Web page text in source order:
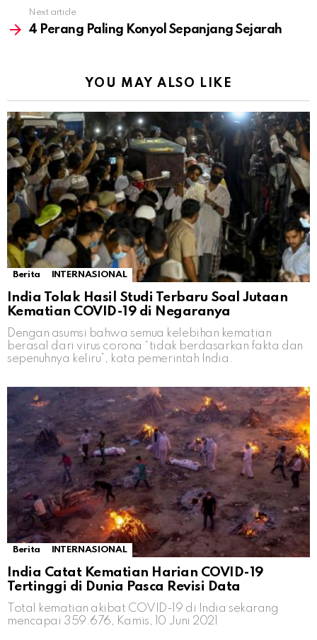
Next article
4 Perang Paling Konyol Sepanjang Sejarah
YOU MAY ALSO LIKE
Berita INTERNASIONAL
India Tolak Hasil Studi Terbaru Soal Jutaan
Kematian COVID-19 di Negaranya
Dengan asumsi bahwa semua kelebihan kematian
berasal dari virus corona “tidak berdasarkan fakta dan
sepenuhnya keliru”, kata pemerintah India.
Berita INTERNASIONAL
India Catat Kematian Harian COVID-19
Tertinggi di Dunia Pasca Revisi Data
Total kematian akibat COVID-19 di India sekarang
mencapai 359.676, Kamis, 10 Juni 2021